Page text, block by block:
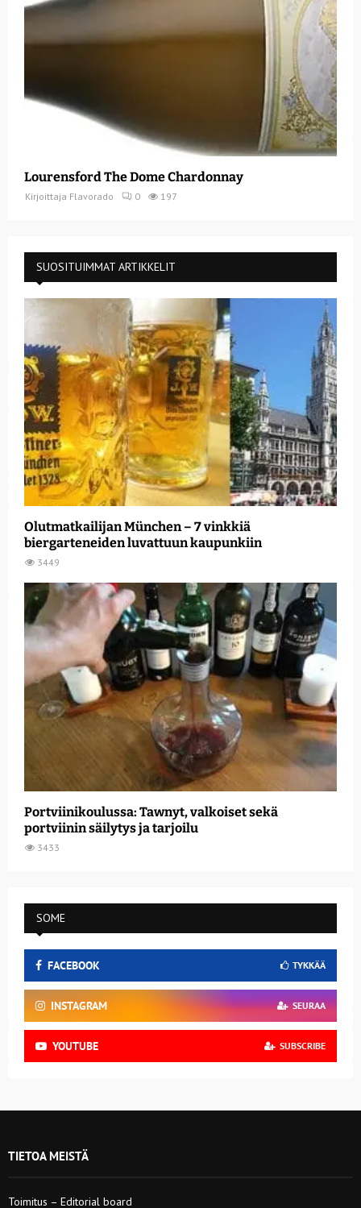
Lourensford The Dome Chardonnay
Kirjoittaja Flavorado 0 197
SUOSITUIMMAT ARTIKKELIT
Olutmatkailijan München – 7 vinkkiä
biergarteneiden luvattuun kaupunkiin
3449
Portviinikoulussa: Tawnyt, valkoiset sekä
portviinin säilytys ja tarjoilu
3433
SOME
FACEBOOK TYKKÄÄ
INSTAGRAM SEURAA
YOUTUBE SUBSCRIBE
TIETOA MEISTÄ
Toimitus – Editorial board